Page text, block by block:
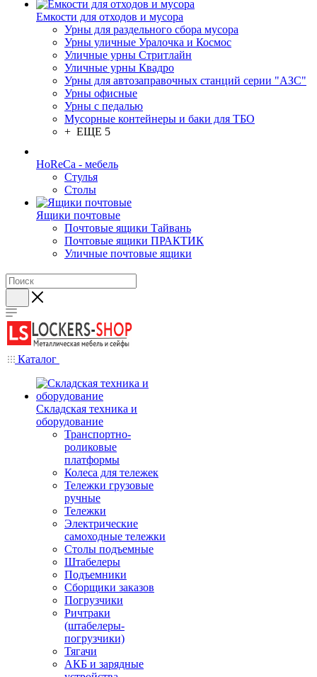
Емкости для отходов и мусора
Урны для раздельного сбора мусора
Урны уличные Уралочка и Космос
Уличные урны Стритлайн
Уличные урны Квадро
Урны для автозаправочных станций серии "АЗС"
Урны офисные
Урны с педалью
Мусорные контейнеры и баки для ТБО
+ ЕЩЕ 5
HoReCa - мебель
Стулья
Столы
Ящики почтовые
Почтовые ящики Тайвань
Почтовые ящики ПРАКТИК
Уличные почтовые ящики
Каталог
Складская техника и
оборудование
Транспортно-
роликовые
платформы
Колеса для тележек
Тележки грузовые
ручные
Тележки
Электрические
самоходные тележки
Столы подъемные
Штабелеры
Подъемники
Сборщики заказов
Погрузчики
Ричтраки
(штабелеры-
погрузчики)
Тягачи
АКБ и зарядные